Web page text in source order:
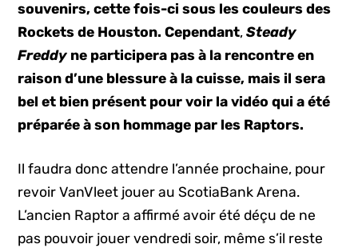
souvenirs, cette fois-ci sous les couleurs des
Rockets de Houston.Cependant,Steady
Freddy ne participera pas à la rencontre en
raison d’une blessure à la cuisse, mais il sera
bel et bien présent pour voir la vidéo qui a été
préparée à son hommage par les Raptors.
Il faudra donc attendre l’année prochaine, pour
revoir VanVleet jouer au ScotiaBank Arena.
L’ancien Raptor a affirmé avoir été déçu de ne
pas pouvoir jouer vendredi soir, même s’il reste